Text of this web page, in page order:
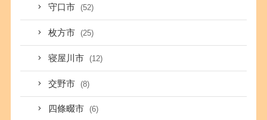
守口市 (52)
枚方市 (25)
寝屋川市 (12)
交野市 (8)
四條畷市 (6)